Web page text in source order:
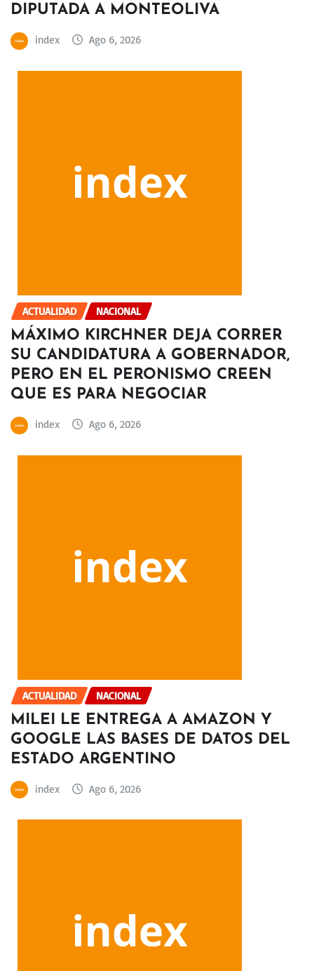
DIPUTADA A MONTEOLIVA
index Ago 6, 2026
ACTUALIDAD NACIONAL
MÁXIMO KIRCHNER DEJA CORRER
SU CANDIDATURA A GOBERNADOR,
PERO EN EL PERONISMO CREEN
QUE ES PARA NEGOCIAR
index Ago 6, 2026
ACTUALIDAD NACIONAL
MILEI LE ENTREGA A AMAZON Y
GOOGLE LAS BASES DE DATOS DEL
ESTADO ARGENTINO
index Ago 6, 2026